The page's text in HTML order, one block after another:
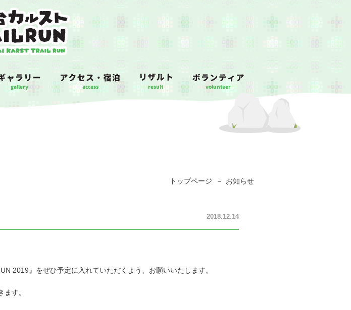
トップページ お知らせ
2018.12.14
2019』をぜひ予定に入れていただくよう、お願いいたします。
す。